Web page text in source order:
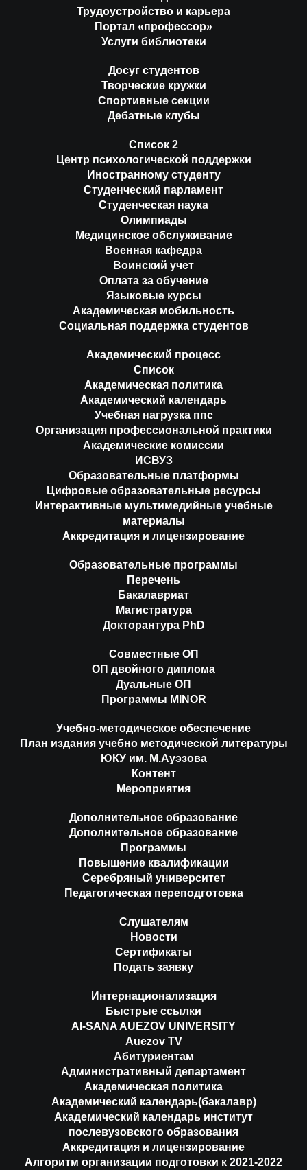
Трудоустройство и карьера
Портал «профессор»
Услуги библиотеки
Досуг студентов
Творческие кружки
Спортивные секции
Дебатные клубы
Список 2
Центр психологической поддержки
Иностранному студенту
Студенческий парламент
Студенческая наука
Олимпиады
Медицинское обслуживание
Военная кафедра
Воинский учет
Оплата за обучение
Языковые курсы
Академическая мобильность
Социальная поддержка студентов
Академический процесс
Список
Академическая политика
Академический календарь
Учебная нагрузка ппс
Организация профессиональной практики
Академические комиссии
ИСВУЗ
Образовательные платформы
Цифровые образовательные ресурсы
Интерактивные мультимедийные учебные
материалы
Аккредитация и лицензирование
Образовательные программы
Перечень
Бакалавриат
Магистратура
Докторантура PhD
Совместные ОП
ОП двойного диплома
Дуальные ОП
Программы MINOR
Учебно-методическое обеспечение
План издания учебно методической литературы
ЮКУ им. М.Ауэзова
Контент
Мероприятия
Дополнительное образование
Дополнительное образование
Программы
Повышение квалификации
Серебряный университет
Педагогическая переподготовка
Слушателям
Новости
Сертификаты
Подать заявку
Интернационализация
Быстрые ссылки
AI-SANA AUEZOV UNIVERSITY
Auezov TV
Абитуриентам
Административный департамент
Академическая политика
Академический календарь(бакалавр)
Академический календарь институт
послевузовского образования
Аккредитация и лицензирование
Алгоритм организации подготовки к 2021-2022